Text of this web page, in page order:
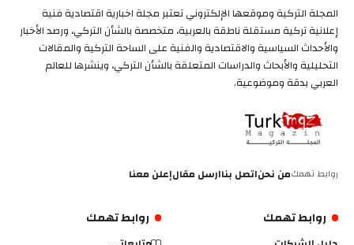
المجلة التركية وموقعها الإلكتروني تعتبر مجلة اخبارية اقتصادية فنية
إعلانية تركية مستقلة ناطقة بالعربية، متخصصة بالشأن التركي، ورصد الأخبار
والأحداث السياسية والاقتصادية والفنية على الساحة التركية والمقالات
التحليلية والأبحاث والدراسات المتعلقة بالشأن التركي، وينشرها للعالم
العربي بدقة وموضوعية.
روابط تهمكمن نحناتصل بناارسل مقالإعلن معنا
روابط تهمك روابط تهمك